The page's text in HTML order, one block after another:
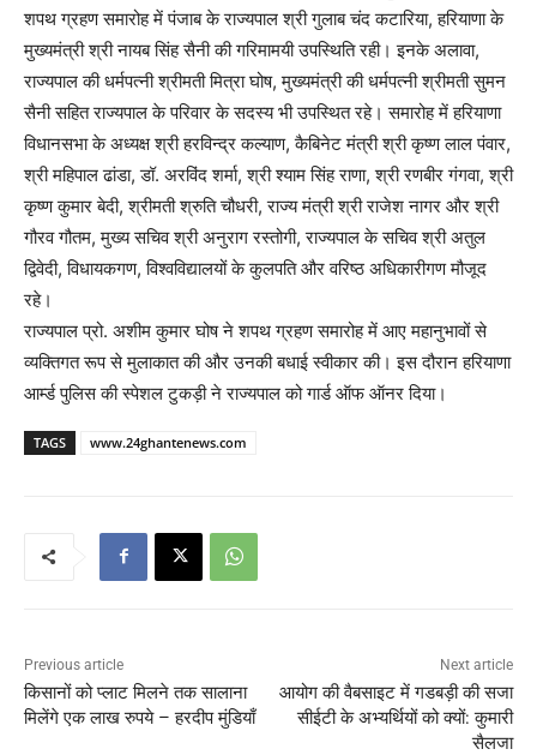
शपथ ग्रहण समारोह में पंजाब के राज्यपाल श्री गुलाब चंद कटारिया, हरियाणा के
मुख्यमंत्री श्री नायब सिंह सैनी की गरिमामयी उपस्थिति रही। इनके अलावा,
राज्यपाल की धर्मपत्नी श्रीमती मित्रा घोष, मुख्यमंत्री की धर्मपत्नी श्रीमती सुमन
सैनी सहित राज्यपाल के परिवार के सदस्य भी उपस्थित रहे। समारोह में हरियाणा
विधानसभा के अध्यक्ष श्री हरविन्द्र कल्याण, कैबिनेट मंत्री श्री कृष्ण लाल पंवार,
श्री महिपाल ढांडा, डॉ. अरविंद शर्मा, श्री श्याम सिंह राणा, श्री रणबीर गंगवा, श्री
कृष्ण कुमार बेदी, श्रीमती श्रुति चौधरी, राज्य मंत्री श्री राजेश नागर और श्री
गौरव गौतम, मुख्य सचिव श्री अनुराग रस्तोगी, राज्यपाल के सचिव श्री अतुल
द्विवेदी, विधायकगण, विश्वविद्यालयों के कुलपति और वरिष्ठ अधिकारीगण मौजूद
रहे।
राज्यपाल प्रो. अशीम कुमार घोष ने शपथ ग्रहण समारोह में आए महानुभावों से
व्यक्तिगत रूप से मुलाकात की और उनकी बधाई स्वीकार की। इस दौरान हरियाणा
आर्म्ड पुलिस की स्पेशल टुकड़ी ने राज्यपाल को गार्ड ऑफ ऑनर दिया।
TAGS www.24ghantenews.com
Previous article
किसानों को प्लाट मिलने तक सालाना
मिलेंगे एक लाख रुपये – हरदीप मुंडियाँ
Next article
आयोग की वैबसाइट में गडबड़ी की सजा
सीईटी के अभ्यर्थियों को क्यों: कुमारी
सैलजा